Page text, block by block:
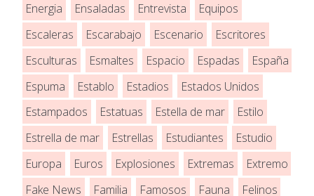
Energia
Ensaladas Entrevista
Equipos
Escaleras
Escarabajo Escenario
Escritores
Esculturas
Esmaltes Espacio Espadas
España
Espuma
Establo Estadios
Estados Unidos
Estampados
Estatuas Estella de mar
Estilo
Estrella de mar
Estrellas Estudiantes
Estudio
Europa
Euros Explosiones Extremas
Extremo
Fake News
Familia Famosos Fauna
Felinos